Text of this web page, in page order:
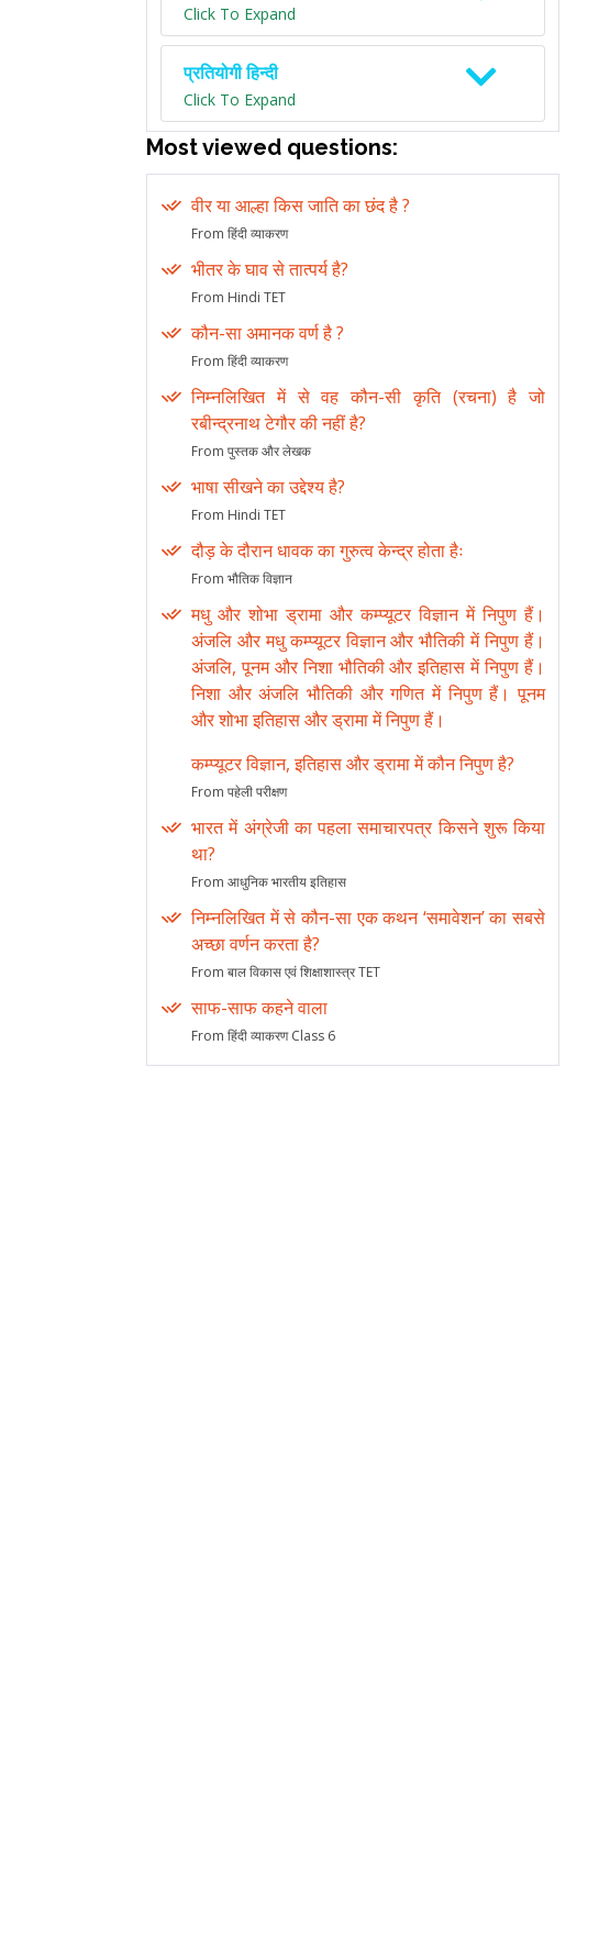
Click To Expand
प्रतियोगी हिन्दी
Click To Expand
Most viewed questions:
वीर या आल्हा किस जाति का छंद है ?
From हिंदी व्याकरण
भीतर के घाव से तात्पर्य है?
From Hindi TET
कौन-सा अमानक वर्ण है ?
From हिंदी व्याकरण
निम्नलिखित में से वह कौन-सी कृति (रचना) है जो
रबीन्द्रनाथ टेगौर की नहीं है?
From पुस्तक और लेखक
भाषा सीखने का उद्देश्य है?
From Hindi TET
दौड़ के दौरान धावक का गुरुत्व केन्द्र होता हैः
From भौतिक विज्ञान
मधु और शोभा ड्रामा और कम्प्यूटर विज्ञान में निपुण हैं।
अंजलि और मधु कम्प्यूटर विज्ञान और भौतिकी में निपुण हैं।
अंजलि, पूनम और निशा भौतिकी और इतिहास में निपुण हैं।
निशा और अंजलि भौतिकी और गणित में निपुण हैं। पूनम
और शोभा इतिहास और ड्रामा में निपुण हैं।
कम्प्यूटर विज्ञान, इतिहास और ड्रामा में कौन निपुण है?
From पहेली परीक्षण
भारत में अंग्रेजी का पहला समाचारपत्र किसने शुरू किया
था?
From आधुनिक भारतीय इतिहास
निम्नलिखित में से कौन-सा एक कथन ‘समावेशन’ का सबसे
अच्छा वर्णन करता है?
From बाल विकास एवं शिक्षाशास्त्र TET
साफ-साफ कहने वाला
From हिंदी व्याकरण Class 6